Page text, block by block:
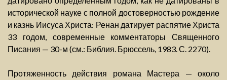
исторической науке с полной достоверностью рождение
и казнь Иисуса Христа: Ренан датирует распятие Христа
33 годом, современные комментаторы Священного
Писания — 30-м (см.: Библия. Брюссель, 1983. С. 2270).
Протяженность действия романа Мастера — около